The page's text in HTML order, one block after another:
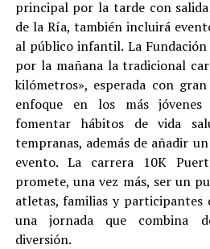
principal por la tarde con salida
de la Ría, también incluirá
al público infantil. La
por la mañana la tradicional
kilómetros», esperada con
enfoque en los más
fomentar hábitos de vida
tempranas, además de añadir
evento. La carrera 10K
promete, una vez más, ser un
atletas, familias y participantes
una jornada que combina
diversión.